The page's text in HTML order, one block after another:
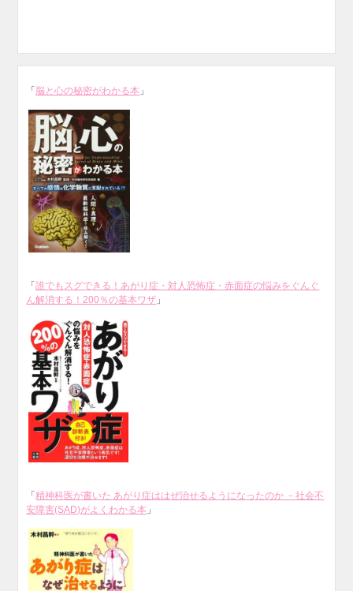
「 脳と心の秘密がわかる本 」
「誰でもスグできる！あがり症・対人恐怖症・赤面症の悩みをぐんぐ
ん解消する！200％の基本ワザ 」
「精神科医が書いた あがり症ははぜ治せるようになったのか －社会不
安障害(SAD)がよくわかる本 」